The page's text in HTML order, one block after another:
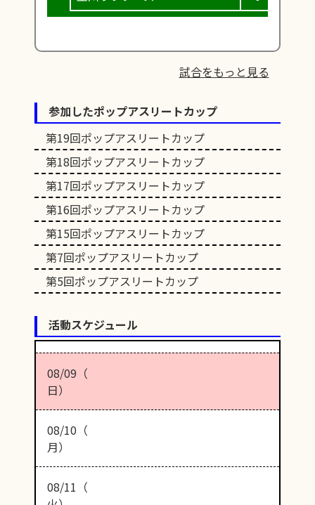
試合をもっと見る
参加したポップアスリートカップ
第19回ポップアスリートカップ
第18回ポップアスリートカップ
第17回ポップアスリートカップ
第16回ポップアスリートカップ
第15回ポップアスリートカップ
第7回ポップアスリートカップ
第5回ポップアスリートカップ
活動スケジュール
08/09（
日）
08/10（
月）
08/11（